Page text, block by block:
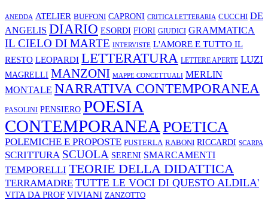
ANEDDA ATELIER BUFFONI CAPRONI CRITICA LETTERARIA CUCCHI DE
ANGELIS DIARIO ESORDI FIORI GIUDICI GRAMMATICA
IL CIELO DI MARTE INTERVISTE L'AMORE E TUTTO IL
RESTO LEOPARDI LETTERATURA LETTERE APERTE LUZI
MAGRELLI MANZONI MAPPE CONCETTUALI MERLIN
MONTALE NARRATIVA CONTEMPORANEA
PASOLINI PENSIERO POESIA
CONTEMPORANEA POETICA
POLEMICHE E PROPOSTE PUSTERLA RABONI RICCARDI SCARPA
SCRITTURA SCUOLA SERENI SMARCAMENTI
TEMPORELLI TEORIE DELLA DIDATTICA
TERRAMADRE TUTTE LE VOCI DI QUESTO ALDILA'
VITA DA PROF VIVIANI ZANZOTTO